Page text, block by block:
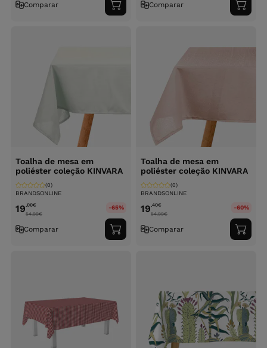
Comparar
Adicionar
ao
Comparar
ao
Toalha de mesa em
poliéster coleção KINVARA
BRANDSONLINE
(0)
19,00€
54.99€
-65%
Comparar
Adicionar
ao
Toalha de mesa em
poliéster coleção KINVARA
BRANDSONLINE
(0)
19,40€
54.99€
-60%
Comparar
ao